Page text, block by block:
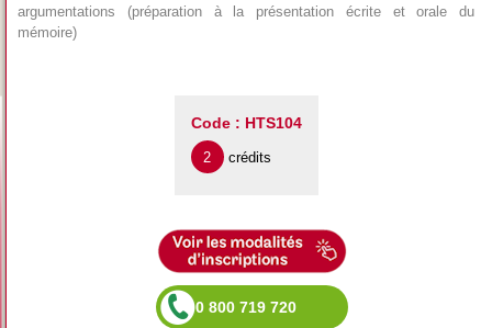
argumentations (préparation à la présentation écrite et orale du
mémoire)
Code : HTS104
2 crédits
0 800 719 720